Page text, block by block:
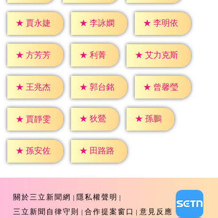
★ 賈永婕 ★ 李詠嫻 ★ 李明依
★ 方芳芳 ★ 利菁 ★ 艾力克斯
★ 王兆杰 ★ 郭台銘 ★ 曾馨瑩
★ 賈靜雯 ★ 狄鶯 ★ 孫鵬
★ 孫安佐 ★ 田路路
關於三立新聞網
隱私權聲明
三立新聞自律守則
合作提案窗口 意見反應